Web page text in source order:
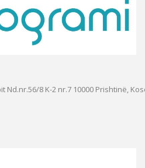
Nd.nr.56/8 K-2 nr.7 10000 Prishtinë,